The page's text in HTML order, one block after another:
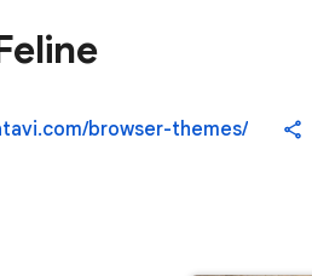
browser-themes/